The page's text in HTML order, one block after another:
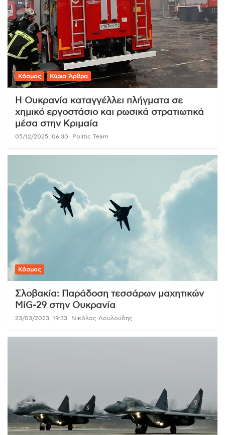
Κόσμος Κύρια Άρθρα
Η Ουκρανία καταγγέλλει πλήγματα σε
χημικό εργοστάσιο και ρωσικά στρατιωτικά
μέσα στην Κριμαία
05/12/2025, 06:30 Politic Team
Κόσμος
Σλοβακία: Παράδοση τεσσάρων μαχητικών
MiG-29 στην Ουκρανία
23/03/2023, 19:33 Νικόλας Λουλούδης